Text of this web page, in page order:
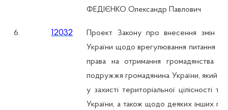
ФЕДІЄНКО Олександр Павлович
6. 12032
Проект Закону про внесення змін до
України щодо врегулювання питання
права на отримання громадянства
подружжя громадянина України, який
у захисті територіальної цілісності
України, а також щодо деяких інших